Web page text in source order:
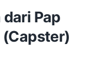
Pap
(Capster)